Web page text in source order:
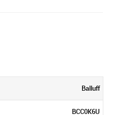
Balluff
BCC0K6U